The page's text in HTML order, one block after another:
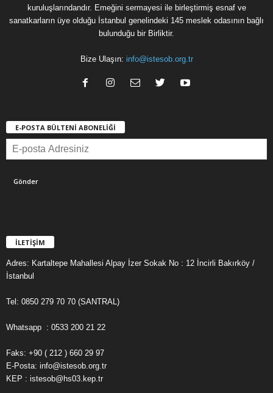
kuruluşlarındandır. Emeğini sermayesi ile birleştirmiş esnaf ve
sanatkarların üye olduğu İstanbul genelindeki 145 meslek odasının bağlı
bulunduğu bir Birliktir.
Bize Ulaşın: info@istesob.org.tr
E-POSTA BÜLTENİ ABONELİĞİ
İLETİŞİM
Adres: Kartaltepe Mahallesi Alpay İzer Sokak No : 12 İncirli Bakırköy /
İstanbul
Tel: 0850 279 70 70 (SANTRAL)
Whatsapp : 0533 200 21 22
Faks: +90 ( 212 ) 660 29 97
E-Posta: info@istesob.org.tr
KEP : istesob@hs03.kep.tr